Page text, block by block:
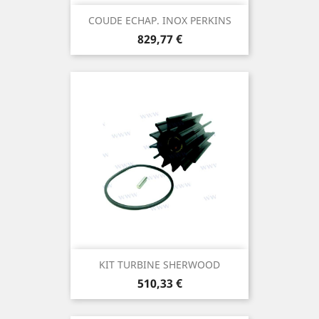
COUDE ECHAP. INOX PERKINS
Prix
829,77 €
KIT TURBINE SHERWOOD
Prix
510,33 €